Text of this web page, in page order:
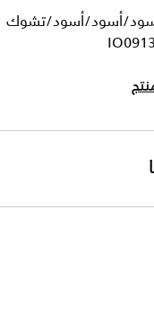
أسود/أسود/تشوك